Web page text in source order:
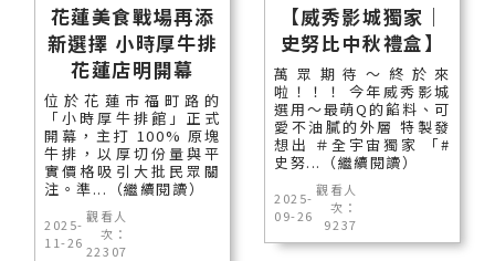
花蓮美食戰場再添
新選擇 小時厚牛排
花蓮店明開幕
位於花蓮市福町路的
「小時厚牛排館」正式
開幕，主打 100% 原塊
牛排，以厚切份量與平
實價格吸引大批民眾關
注。準...（繼續閱讀）
2025-
11-26
觀看人
次：
22307
【威秀影城獨家｜
史努比中秋禮盒】
萬眾期待～終於來
啦！！！ 今年威秀影城
選用～最萌Q的餡料、可
愛不油膩的外層 特製發
想出 ＃全宇宙獨家 「#
史努...（繼續閱讀）
2025-
09-26
觀看人
次：
9237